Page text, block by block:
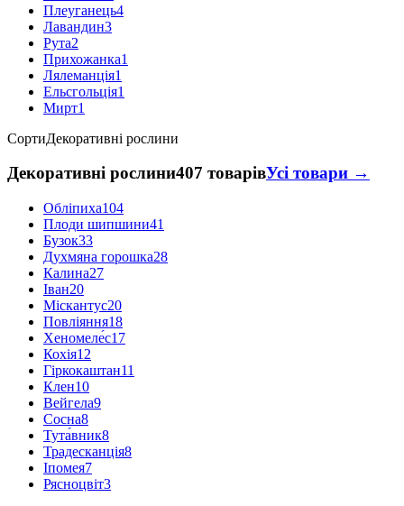
Плеуганець4
Лавандин3
Рута2
Прихожанка1
Лялеманція1
Ельсгольція1
Мирт1
СортиДекоративні рослини
Декоративні рослини407 товарівУсі товари →
Обліпиха104
Плоди шипшини41
Бузок33
Духмяна горошка28
Калина27
Іван20
Міскантус20
Повліяння18
Хеномеле́с17
Кохія12
Гіркокаштан11
Клен10
Вейгела9
Сосна8
Тута́вник8
Традесканція8
Іпомея7
Рясноцвіт3